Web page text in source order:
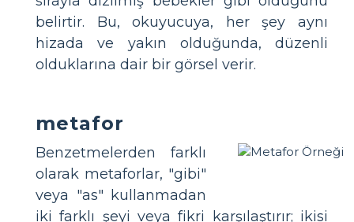
belirtir. Bu, okuyucuya, her şey aynı
hizada ve yakın olduğunda, düzenli
olduklarına dair bir görsel verir.
metafor
Benzetmelerden farklı
olarak metaforlar, "gibi"
veya "as" kullanmadan
iki farklı şeyi veya fikri karşılaştırır; ikisi